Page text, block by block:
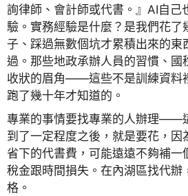
詢律師、會計師或代書。』AI自己
驗。實務經驗是什麼？是我們花了
子、踩過無數個坑才累積出來的東
過。那些地政承辦人員的習慣、國
收狀的眉角——這些不是訓練資料
跑了幾十年才知道的。
專業的事情要找專業的人辦理——
到了一定程度之後，就是要花，因
省下的代書費，可能遠遠不夠補一
稅金跟時間損失。在內湖區找代辦
格。